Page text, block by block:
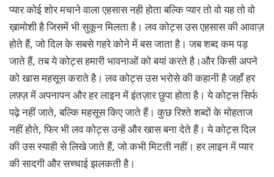
प्यार कोई शोर मचाने वाला एहसास नही होता बल्कि प्यार तो वो यह तो वो
ख़ामोशी है जिसमें भी सुकून मिलता है। लव कोट्स उस एहसास की आवाज़
होते हैं, जो दिल के सबसे गहरे कोने में बस जाता है। जब शब्द कम पड़
जाते हैं, तब ये कोट्स हमारी भावनाओं को बयां करते है।और किसी अपने
को खास महसूस कराते है। लव कोट्स उस भरोसे की कहानी है जहाँ हर
लफ़्ज़ में अपनापन और हर लाइन में इंतज़ार छुपा होता है। ये कोट्स सिर्फ
पढ़े नहीं जाते, बल्कि महसूस किए जाते हैं। कुछ रिश्ते शब्दों के मोहताज
नहीं होते, फिर भी लव कोट्स उन्हें और खास बना देते हैं। ये कोट्स दिल
की उस स्याही से लिखे जाते हैं, जो कभी मिटती नहीं। हर लाइन में प्यार
की सादगी और सच्चाई झलकती है।